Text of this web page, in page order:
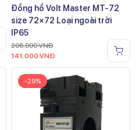
Đồng hồ Volt Master MT-72
size 72×72 Loại ngoài trời
IP65
206.000VNĐ
141.000 VNĐ
-29%